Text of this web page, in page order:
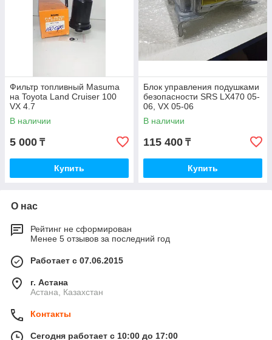
Фильтр топливный Masuma
на Toyota Land Cruiser 100
VX 4.7
В наличии
5 000 ₸
Купить
Блок управления подушками
безопасности SRS LX470 05-
06, VX 05-06
В наличии
115 400 ₸
Купить
О нас
Рейтинг не сформирован
Менее 5 отзывов за последний год
Работает с 07.06.2015
г. Астана
Астана, Казахстан
Контакты
Сегодня работает с 10:00 до 17:00